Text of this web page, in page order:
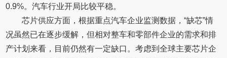
0.9%。汽车行业开局比较平稳。
芯片供应方面，根据重点汽车企业监测数据，“缺芯”情
况虽然已在逐步缓解，但相对整车和零部件企业的需求和排
产计划来看，目前仍然有一定缺口。考虑到全球主要芯片企